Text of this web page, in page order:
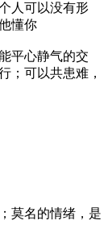
人可以没有形
懂你
平心静气的交
；可以共患难，
莫名的情绪，是